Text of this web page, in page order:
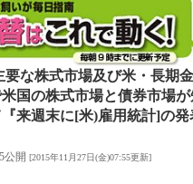
要な株式市場及び米・長期金
国の株式市場と債券市場
来週末に[米)雇用統計]の発
公開 [2015年11月27日(金)07:55更新]